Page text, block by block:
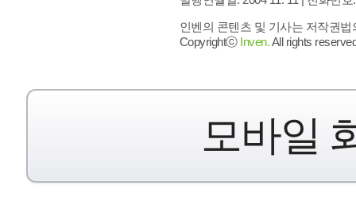
인벤의 콘텐츠 및 기사는 저작권
Copyrightⓒ Inven.All rights
모바일